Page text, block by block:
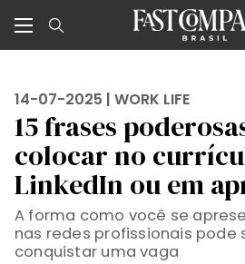
14-07-2025 | WORK LIFE
15 frases
colocar no
LinkedIn ou em
A forma como você se
nas redes profissionais pode
conquistar uma vaga